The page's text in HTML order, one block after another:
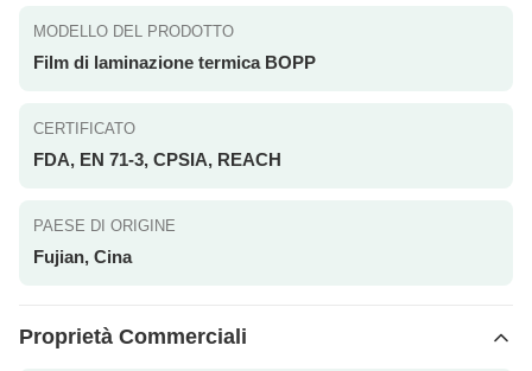
MODELLO DEL PRODOTTO
Film di laminazione termica BOPP
CERTIFICATO
FDA, EN 71-3, CPSIA, REACH
PAESE DI ORIGINE
Fujian, Cina
Proprietà Commerciali